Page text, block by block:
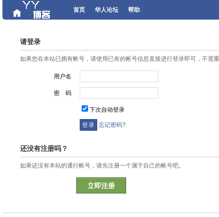
首页 华人论坛 帮助
请登录
如果您在本站已拥有帐号，请使用已有的帐号信息直接进行登录即可，不需
用户名
密 码
下次自动登录
忘记密码?
还没有注册吗？
如果还没有本站的通行帐号，请先注册一个属于自己的帐号吧。
立即注册